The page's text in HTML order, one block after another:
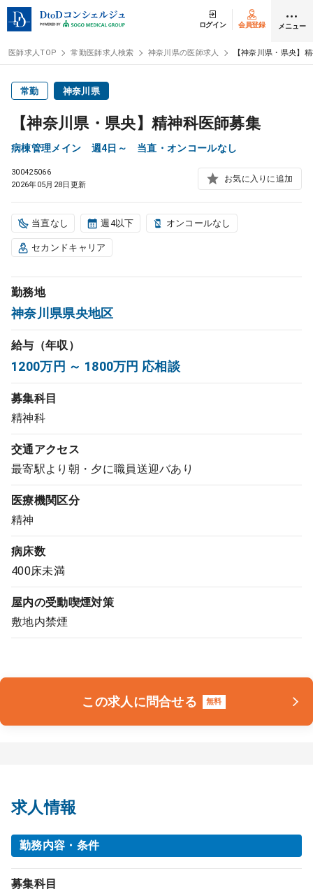
ログイン 会員登録 メニュー
医師求人
常勤検索
非常勤検索 アルバイト
スポット検索 アルバイト
DtoDの転職・
コンサルタント
成功事例
転職ノウハウ
受付時間 9:00 ～ 18:00 （平日）
0120-337-613
DtoDとは
お問合せ
採用をお考えの医療機関の方
医師求人TOP 常勤医師求人検索 神奈川県の医師求人 【神奈川県・県央】
常勤 神奈川県
【神奈川県・県央】精神科医師募集
病棟管理メイン 週4日～ 当直・オンコールなし
300425066
2026年05月28日更新
お気に入りに追加
当直なし 週4以下 オンコールなし
セカンドキャリア
勤務地
神奈川県県央地区
給与（年収）
1200万円 ～ 1800万円 応相談
募集科目
精神科
交通アクセス
最寄駅より朝・夕に職員送迎バあり
医療機関区分
精神
病床数
400床未満
屋内の受動喫煙対策
敷地内禁煙
この求人に問合せる 無料
求人情報
勤務内容・条件
募集科目